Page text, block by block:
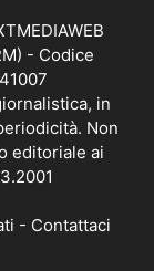
- Codice
in
Non
editoriale ai
- Contattaci